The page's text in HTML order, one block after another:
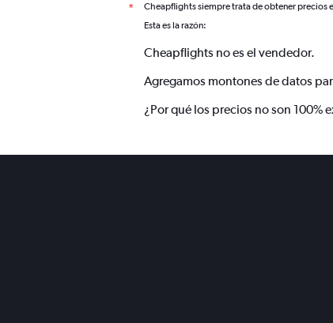
* Cheapflights siempre trata de obtener precios
Esta es la razón:
Cheapflights no es el vendedor.
Agregamos montones de datos
¿Por qué los precios no son 100%